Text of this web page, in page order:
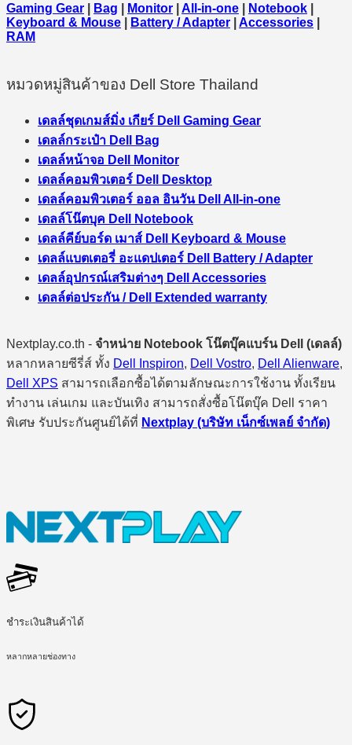
Gaming Gear
Bag Monitor All-in-one Notebook
Keyboard & Mouse
Battery / Adapter Accessories
RAM
หมวดหมู่สินค้าของ Dell Store Thailand
เดลล์ชุดเกมส์มิ่ง เกียร์ Dell Gaming Gear
เดลล์กระเป๋า Dell Bag
เดลล์หน้าจอ Dell Monitor
เดลล์คอมพิวเตอร์ Dell Desktop
เดลล์คอมพิวเตอร์ ออล อินวัน Dell All-in-one
เดลล์โน๊ตบุค Dell Notebook
เดลล์คีย์บอร์ด เมาส์ Dell Keyboard & Mouse
เดลล์แบตเตอรี่ อะแดปเตอร์ Dell Battery / Adapter
เดลล์อุปกรณ์เสริมต่างๆ Dell Accessories
เดลล์ต่อประกัน / Dell Extended warranty
Nextplay.co.th - จำหน่าย Notebook โน๊ตบุ๊คแบร์น Dell (เดลล์)
หลากหลายซีรี่ส์ ทั้ง Dell Inspiron, Dell Vostro, Dell Alienware,
Dell XPS สามารถเลือกซื้อได้ตามลักษณะการใช้งาน ทั้งเรียน
ทำงาน เล่นเกม และบันเทิง สามารถสั่งซื้อโน๊ตบุ๊ค Dell ราคา
พิเศษ รับประกันศูนย์ได้ที่ Nextplay (บริษัท เน็กซ์เพลย์ จำกัด)
ชำระเงินสินค้าได้
หลากหลายช่องทาง